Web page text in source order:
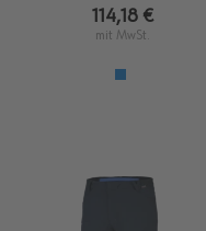
114,18 €
mit MwSt.